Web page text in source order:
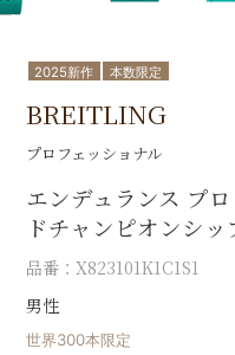
2025新作 本数限定
BREITLING
プロフェッショナル
エンデュランス プ
ドチャンピオンシッ
品番：X823101K1C1S1
男性
世界300本限定